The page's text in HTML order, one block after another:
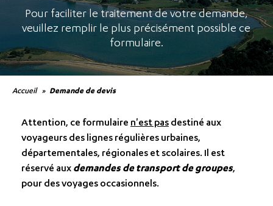
Pour faciliter le traitement de votre demande,
veuillez remplir le plus précisément possible ce
formulaire.
Accueil Demande de devis
Attention, ce formulaire n'est pas destiné aux
voyageurs des lignes régulières urbaines,
départementales, régionales et scolaires. Il est
réservé aux demandes de transport de groupes,
pour des voyages occasionnels.